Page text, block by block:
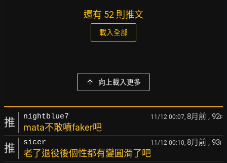
還有 52 則推文
載入全部
向上載入更多
推 nightblue7 11/12 00:07, 8月前 , 92F
mata不敢噴faker吧
推 sicer 11/12 00:10, 8月前 , 93F
老了退役後個性都有變圓滑了吧